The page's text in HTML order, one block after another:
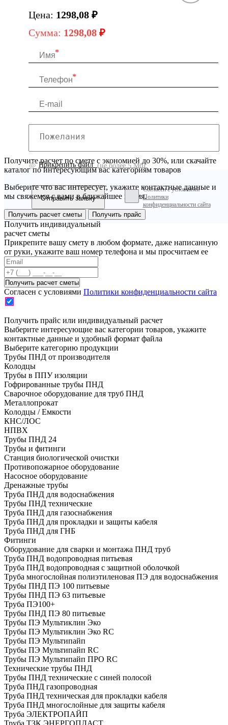
Цена: 1298,08 ₽
Сумма: 1298,08 ₽
Прикрепить файл(не более 5 Мб)
Согласен с условиями
Политики
конфиденциальности сайта
Получите расчет по смете с экономией до 30%, или скачайте
каталог по интересующим вас категориям товаров
Выберите что вас интересует, укажите контактные данные и
мы свяжемся с вами в ближайшее время.
Получить расчет сметы Получить прайс
Получить индивидуальный
расчет сметы
Прикрепите вашу смету в любом формате, даже написанную
от руки, укажите ваш номер телефона и мы просчитаем ее
Согласен с условиями Политики конфиденциальности сайта
Получить прайс или индивидуальный расчет
Выберите интересующие вас категории товаров, укажите
контактные данные и удобный формат файла
Выберите категорию продукции
Трубы ПНД от производителя
Колодцы
Трубы в ППУ изоляции
Гофрированные трубы ПНД
Сварочное оборудование для труб ПНД
Металлопрокат
Колодцы / Емкости
КНС/ЛОС
НПВХ
Трубы ПНД 24
Трубы и фитинги
Cтанция биологической очистки
Противопожарное оборудование
Насосное оборудование
Дренажные трубы
Труба ПНД для водоснабжения
Трубы ПНД технические
Труба ПНД для газоснабжения
Труба ПНД для прокладки и защиты кабеля
Труба ПНД для ГНБ
Фитинги
Оборудование для сварки и монтажа ПНД труб
Труба ПНД водопроводная питьевая
Труба ПНД водопроводная с защитной оболочкой
Труба многослойная полиэтиленовая ПЭ для водоснабжения
Трубы ПНД ПЭ 100 питьевые
Трубы ПНД ПЭ 63 питьевые
Труба ПЭ100+
Трубы ПНД ПЭ 80 питьевые
Трубы ПЭ Мультиклин Эко
Трубы ПЭ Мультиклин Эко RC
Трубы ПЭ Мультипайп
Трубы ПЭ Мультипайп RC
Трубы ПЭ Мультипайп ПРО RC
Технические трубы ПНД
Трубы ПНД технические с синей полосой
Труба ПНД газопроводная
Труба ПНД техническая для прокладки кабеля
Труба ПНД многослойные для защиты кабеля
Труба ЭЛЕКТРОПАЙП
Труба ТЗК ЭНЕРГОПЛАСТ